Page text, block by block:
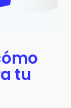
tu